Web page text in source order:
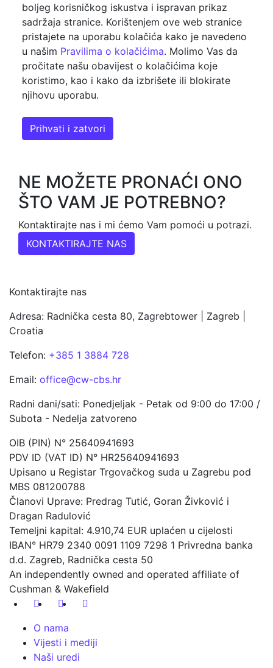
boljeg korisničkog iskustva i ispravan prikaz
sadržaja stranice. Korištenjem ove web stranice
pristajete na uporabu kolačića kako je navedeno
u našim Pravilima o kolačićima. Molimo Vas da
pročitate našu obavijest o kolačićima koje
koristimo, kao i kako da izbrišete ili blokirate
njihovu uporabu.
Prihvati i zatvori
NE MOŽETE PRONAĆI ONO
ŠTO VAM JE POTREBNO?
Kontaktirajte nas i mi ćemo Vam pomoći u potrazi.
KONTAKTIRAJTE NAS
Kontaktirajte nas
Adresa: Radnička cesta 80, Zagrebtower | Zagreb |
Croatia
Telefon: +385 1 3884 728
Email: office@cw-cbs.hr
Radni dani/sati: Ponedjeljak - Petak od 9:00 do 17:00 /
Subota - Nedelja zatvoreno
OIB (PIN) N° 25640941693
PDV ID (VAT ID) N° HR25640941693
Upisano u Registar Trgovačkog suda u Zagrebu pod
MBS 081200788
Članovi Uprave: Predrag Tutić, Goran Živković i
Dragan Radulović
Temeljni kapital: 4.910,74 EUR uplaćen u cijelosti
IBAN° HR79 2340 0091 1109 7298 1 Privredna banka
d.d. Zagreb, Radnička cesta 50
An independently owned and operated affiliate of
Cushman & Wakefield
O nama
Vijesti i mediji
Naši uredi